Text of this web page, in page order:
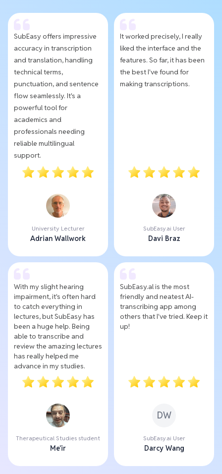
SubEasy offers impressive
accuracy in transcription
and translation, handling
technical terms,
punctuation, and sentence
flow seamlessly. It's a
powerful tool for
academics and
professionals needing
reliable multilingual
support.
University Lecturer
Adrian Wallwork
It worked precisely, I really
liked the interface and the
features. So far, it has been
the best I've found for
making transcriptions.
SubEasy.ai User
Davi Braz
With my slight hearing
impairment, it's often hard
to catch everything in
lectures, but SubEasy has
been a huge help. Being
able to transcribe and
review the amazing lectures
has really helped me
advance in my studies.
Therapeutical Studies student
Me'ir
SubEasy.al is the most
friendly and neatest AI-
transcribing app among
others that I've tried. Keep it
up!
DW
SubEasy.ai User
Darcy Wang